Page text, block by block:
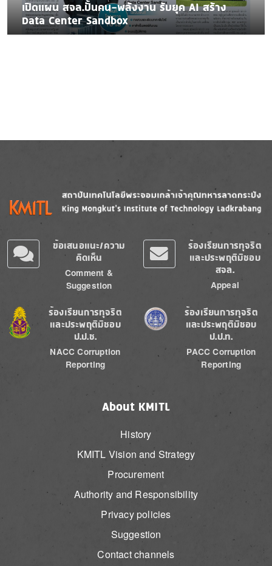
เปิดแผน สจล.ปั้นคน-พลังงาน รับยุค AI สร้าง
Data Center Sandbox
Image
ข้อเสนอแนะ/ความ
คิดเห็น
Comment &
Suggestion
ร้องเรียนการทุจริต
และประพฤติมิชอบ
สจล.
Appeal
Image
ร้องเรียนการทุจริต
และประพฤติมิชอบ
ป.ป.ช.
NACC Corruption
Reporting
Image
ร้องเรียนการทุจริต
และประพฤติมิชอบ
ป.ป.ท.
PACC Corruption
Reporting
About KMITL
History
KMITL Vision and Strategy
Procurement
Authority and Responsibility
Privacy policies
Suggestion
Contact channels